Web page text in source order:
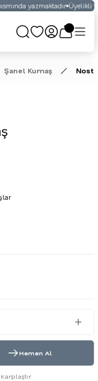
yazmaktadır Üyelikli
Şanel Kumaş
Hemen Al
Karşılaştır